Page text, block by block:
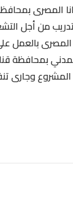
المصرى
من أجل
وجمعية انا
بمحافظة
وجارى